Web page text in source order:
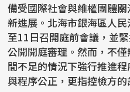
備受國際社會與維權團體
新進展。北海市銀海區人
至11日召開庭前會議，並
公開開庭審理。然而，不
間不足的情況下強行推進
與程序公正，更指控檢方